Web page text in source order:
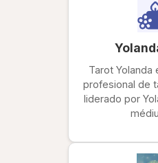
Tarot Yolanda
profesional de
liderado por